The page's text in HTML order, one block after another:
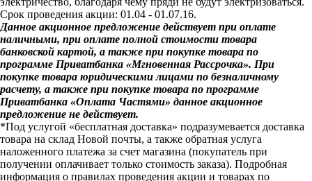
Срок проведения акции: 01.04 - 01.07.16.
Данное акционное предложение действует при оплате
наличными, при оплате полной стоимости товара
банковской картой, а также при покупке товара по
программе Приватбанка «Мгновенная Рассрочка». При
покупке товара юридическими лицами по безналичному
расчету, а также при покупке товара по программе
Приватбанка «Оплата Частями» данное акционное
предложение не действует.
*Под услугой «бесплатная доставка» подразумевается доставка
товара на склад Новой почты, а также обратная услуга
наложенного платежа за счет магазина (покупатель при
получении оплачивает только стоимость заказа). Подробная
информация о правилах проведения акции и товарах по